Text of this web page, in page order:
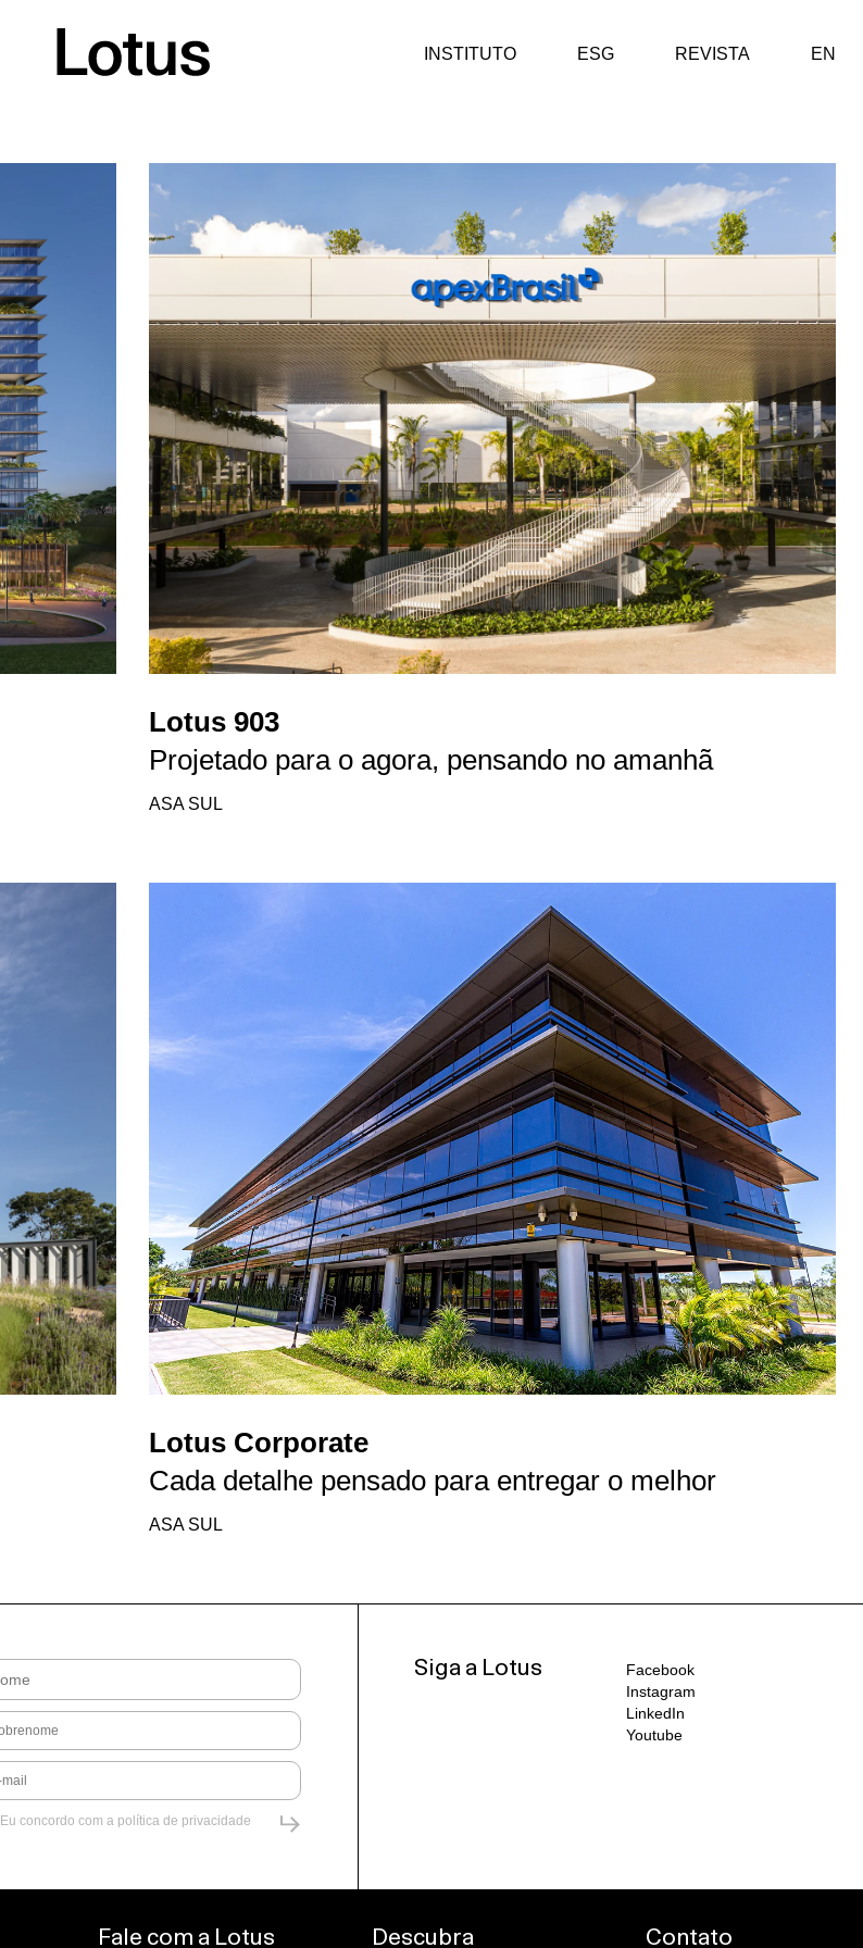
INSTITUTO ESG REVISTA EN
Lotus 903
Projetado para o agora, pensando no amanhã
ASA SUL
Lotus Corporate
Cada detalhe pensado para entregar o melhor
ASA SUL
Eu concordo com a política de privacidade
Siga a Lotus
Facebook
Instagram
LinkedIn
Youtube
Fale com a Lotus Descubra Contato